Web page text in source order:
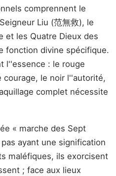
comprennent le
Liu (范無救), le
et les Quatre Dieux des
fonction divine spécifique.
l''essence : le rouge
le noir l''autorité,
complet nécessite
« marche des Sept
ayant une signification
maléfiques, ils exorcisent
; face aux lieux